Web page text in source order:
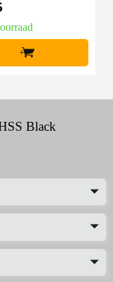
+
Black